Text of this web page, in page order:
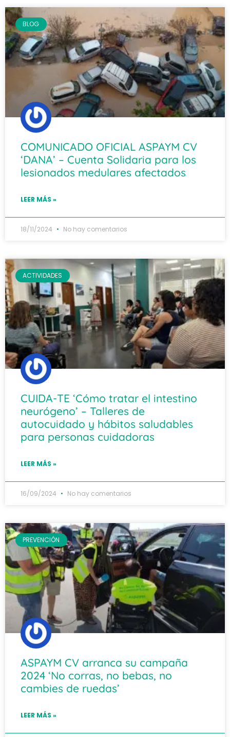
BLOG
COMUNICADO OFICIAL ASPAYM CV
‘DANA’ – Cuenta Solidaria para los
lesionados medulares afectados
LEER MÁS »
18/11/2024 No hay comentarios
ACTIVIDADES
CUIDA-TE ‘Cómo tratar el intestino
neurógeno’ – Talleres de
autocuidado y hábitos saludables
para personas cuidadoras
LEER MÁS »
16/09/2024 No hay comentarios
PREVENCIÓN
ASPAYM CV arranca su campaña
2024 ‘No corras, no bebas, no
cambies de ruedas’
LEER MÁS »